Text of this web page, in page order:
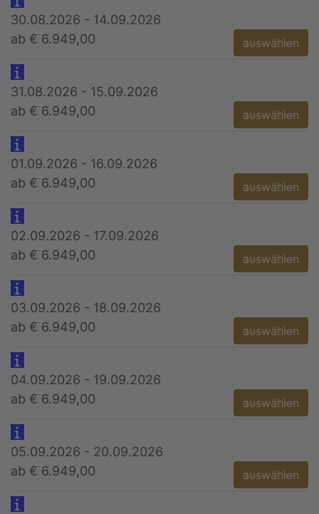
30.08.2026 - 14.09.2026
ab € 6.949,00
auswählen
31.08.2026 - 15.09.2026
ab € 6.949,00
auswählen
01.09.2026 - 16.09.2026
ab € 6.949,00
auswählen
02.09.2026 - 17.09.2026
ab € 6.949,00
auswählen
03.09.2026 - 18.09.2026
ab € 6.949,00
auswählen
04.09.2026 - 19.09.2026
ab € 6.949,00
auswählen
05.09.2026 - 20.09.2026
ab € 6.949,00
auswählen